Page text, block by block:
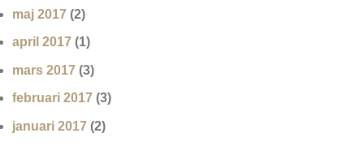
maj 2017 (2)
april 2017 (1)
mars 2017 (3)
februari 2017 (3)
januari 2017 (2)